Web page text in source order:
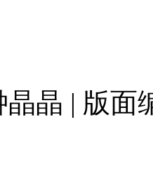
晶 | 版面